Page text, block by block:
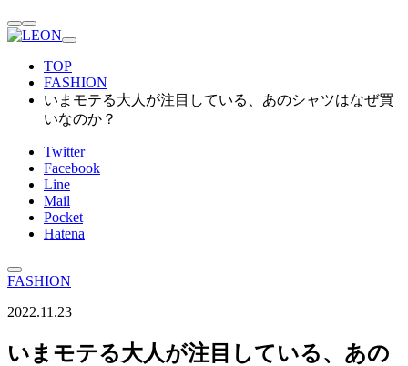
TOP
FASHION
いまモテる大人が注目している、あのシャツはなぜ買
いなのか？
Twitter
Facebook
Line
Mail
Pocket
Hatena
FASHION
2022.11.23
いまモテる大人が注目している、あの